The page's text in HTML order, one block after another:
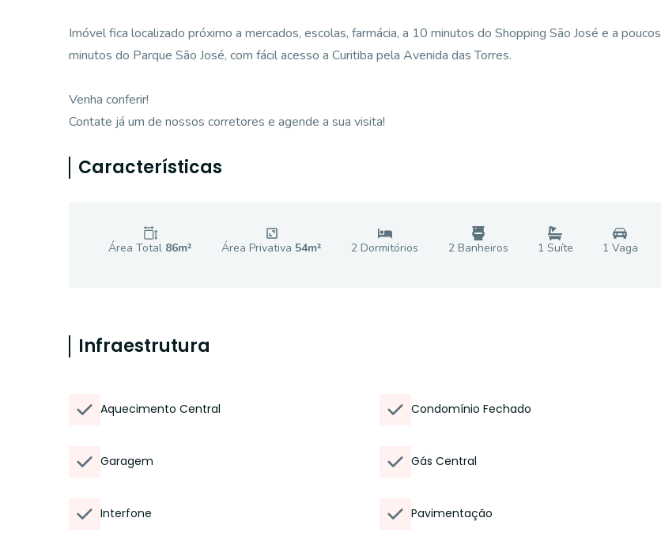
Imóvel fica localizado próximo a mercados, escolas, farmácia, a 10 minutos do Shopping São José e a poucos
minutos do Parque São José, com fácil acesso a Curitiba pela Avenida das Torres.
Venha conferir!
Contate já um de nossos corretores e agende a sua visita!
Características
Área Total 86m² Área Privativa 54m² 2 Dormitórios 2Banheiros 1 Suíte 1 Vaga
Infraestrutura
Aquecimento Central Condomínio Fechado
Garagem Gás Central
Interfone Pavimentação